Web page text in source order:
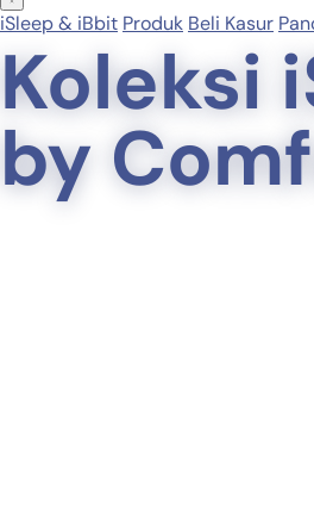
iSleep & iBbit Produk Beli Kasur
Koleksi
by